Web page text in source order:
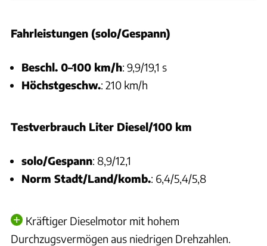
Fahrleistungen (solo/Gespann)
Beschl. 0–100 km/h: 9,9/19,1 s
Höchstgeschw.: 210 km/h
Testverbrauch Liter Diesel/100 km
solo/Gespann: 8,9/12,1
Norm Stadt/Land/komb.: 6,4/5,4/5,8
Kräftiger Dieselmotor mit hohem
Durchzugsvermögen aus niedrigen Drehzahlen.